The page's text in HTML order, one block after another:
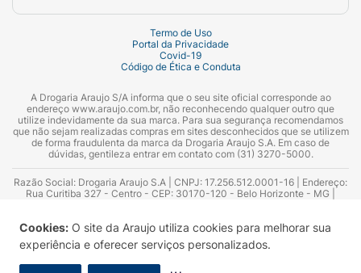
Cookies: O site da Araujo utiliza cookies para melhorar sua
experiência e oferecer serviços personalizados.
Termo de Uso
Portal da Privacidade
Covid-19
Código de Ética e Conduta
A Drogaria Araujo S/A informa que o seu site oficial corresponde ao
endereço www.araujo.com.br, não reconhecendo qualquer outro que
utilize indevidamente da sua marca. Para sua segurança recomendamos
que não sejam realizadas compras em sites desconhecidos que se utilizem
de forma fraudulenta da marca da Drogaria Araujo S.A. Em caso de
dúvidas, gentileza entrar em contato com (31) 3270-5000.
Razão Social: Drogaria Araujo S.A | CNPJ: 17.256.512.0001-16 | Endereço:
Rua Curitiba 327 - Centro - CEP: 30170-120 - Belo Horizonte - MG |
Azevedo Guimarães – CRF 10.965 | Yasmin Silva Alvarenga – CRF 52.584 -
Consultor substituto: Thiago Aguiar Pinheiro - CRF Nº 13.748. Alvará
Sanitário: 2025020713 | Autorização de Funcionamento da Empresa (AFE):